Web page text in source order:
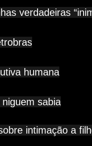
verdadeiras
humana
sabia
intimação a